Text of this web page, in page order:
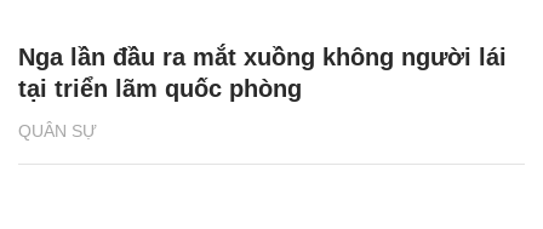
QUÂN SỰ
Nga lần đầu ra mắt xuồng không người lái
tại triển lãm quốc phòng